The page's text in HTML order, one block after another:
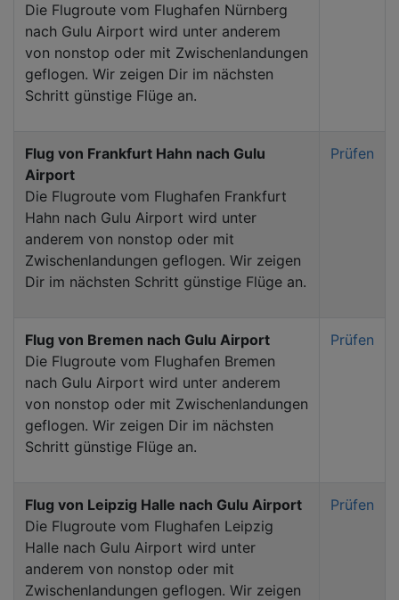
Die Flugroute vom Flughafen Nürnberg
nach Gulu Airport wird unter anderem
von nonstop oder mit Zwischenlandungen
geflogen. Wir zeigen Dir im nächsten
Schritt günstige Flüge an.
Flug von Frankfurt Hahn nach Gulu
Airport
Die Flugroute vom Flughafen Frankfurt
Hahn nach Gulu Airport wird unter
anderem von nonstop oder mit
Zwischenlandungen geflogen. Wir zeigen
Dir im nächsten Schritt günstige Flüge an.
Prüfen
Flug von Bremen nach Gulu Airport
Die Flugroute vom Flughafen Bremen
nach Gulu Airport wird unter anderem
von nonstop oder mit Zwischenlandungen
geflogen. Wir zeigen Dir im nächsten
Schritt günstige Flüge an.
Prüfen
Flug von Leipzig Halle nach Gulu Airport
Die Flugroute vom Flughafen Leipzig
Halle nach Gulu Airport wird unter
anderem von nonstop oder mit
Zwischenlandungen geflogen. Wir zeigen
Prüfen